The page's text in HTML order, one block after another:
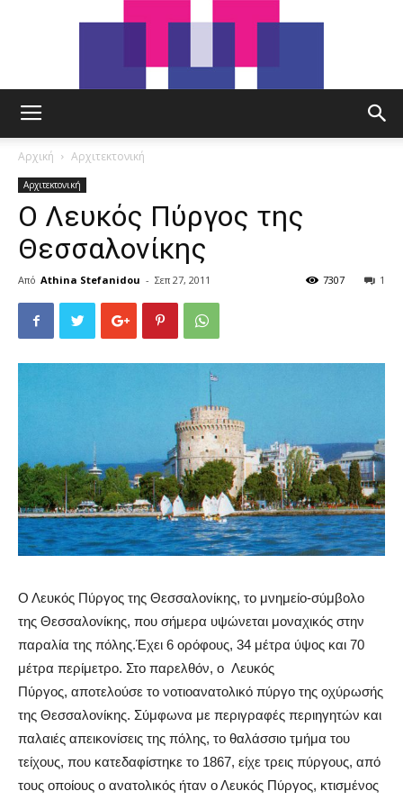
Αρχική Αρχιτεκτονική
Αρχιτεκτονική
Ο Λευκός Πύργος της
Θεσσαλονίκης
Από Athina Stefanidou - Σεπ 27, 2011 1
7307
Ο Λευκός Πύργος της Θεσσαλονίκης, το μνημείο-σύμβολο
της Θεσσαλονίκης, που σήμερα υψώνεται μοναχικός στην
παραλία της πόλης.Έχει 6 ορόφους, 34 μέτρα ύψος και 70
μέτρα περίμετρο. Στο παρελθόν, ο Λευκός
Πύργος, αποτελούσε το νοτιοανατολικό πύργο της οχύρωσής
της Θεσσαλονίκης. Σύμφωνα με περιγραφές περιηγητών και
παλαιές απεικονίσεις της πόλης, το θαλάσσιο τμήμα του
τείχους, που κατεδαφίστηκε το 1867, είχε τρεις πύργους, από
τους οποίους ο ανατολικός ήταν ο Λευκός Πύργος, κτισμένος